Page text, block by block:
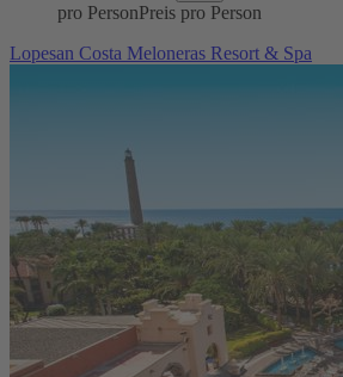
pro PersonPreis pro Person
Lopesan Costa Meloneras Resort & Spa